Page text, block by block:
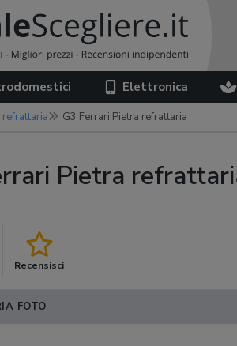
Elettronica
refrattaria G3 Ferrari Pietra refrattaria
Pietra
Recensisci
FOTO